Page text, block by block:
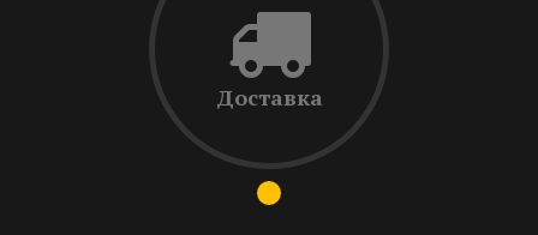
Доставка